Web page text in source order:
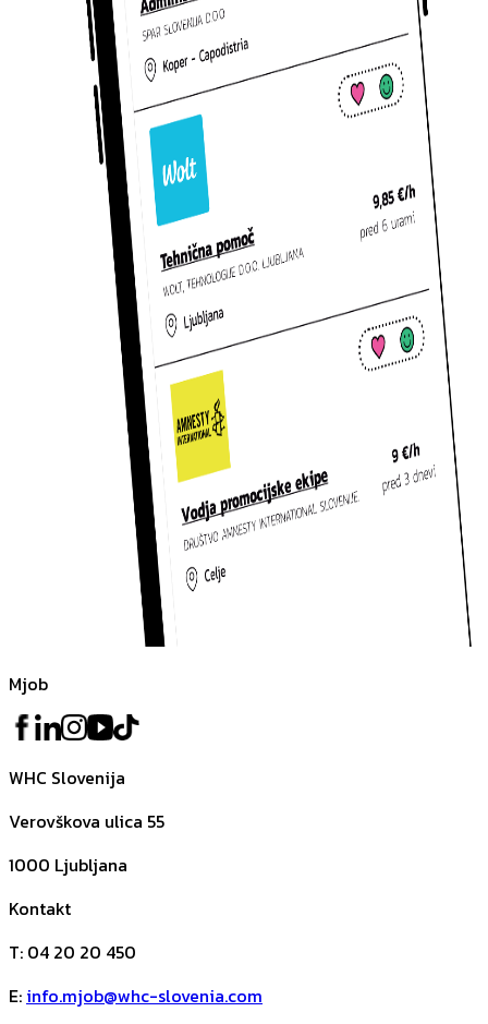
Mjob
WHC Slovenija
Verovškova ulica 55
1000 Ljubljana
Kontakt
T: 04 20 20 450
E: info.mjob@whc-slovenia.com